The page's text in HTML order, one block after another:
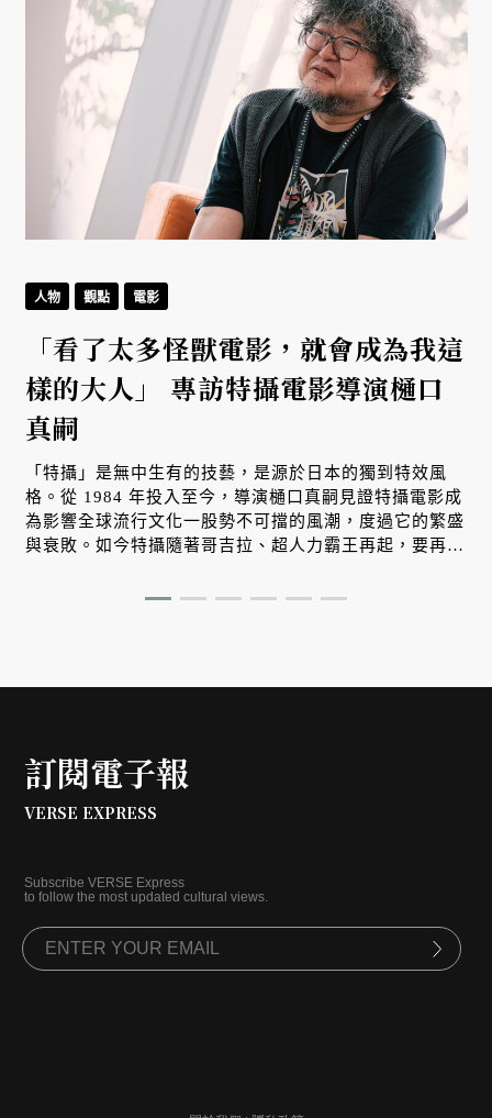
人物 觀點 電影
「看了太多怪獸電影，就會成為我這
樣的大人」 專訪特攝電影導演樋口
真嗣
「特攝」是無中生有的技藝，是源於日本的獨到特效風
格。從 1984 年投入至今，導演樋口真嗣見證特攝電影成
為影響全球流行文化一股勢不可擋的風潮，度過它的繁盛
與衰敗。如今特攝隨著哥吉拉、超人力霸王再起，要再一
訂閱電子報
VERSE EXPRESS
Subscribe VERSE Express
to follow the most updated cultural views.